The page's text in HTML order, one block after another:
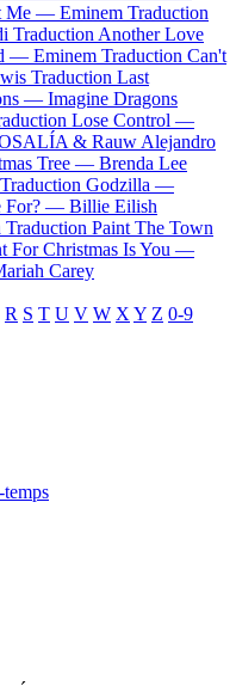
Me — Eminem Traduction
Traduction Another Love
— Eminem Traduction Can't
Traduction Last
— Imagine Dragons
Lose Control —
& Rauw Alejandro
Tree — Brenda Lee
Traduction Godzilla —
For? — Billie Eilish
Traduction Paint The Town
For Christmas Is You —
Carey
R S T U V W X Y Z 0-9